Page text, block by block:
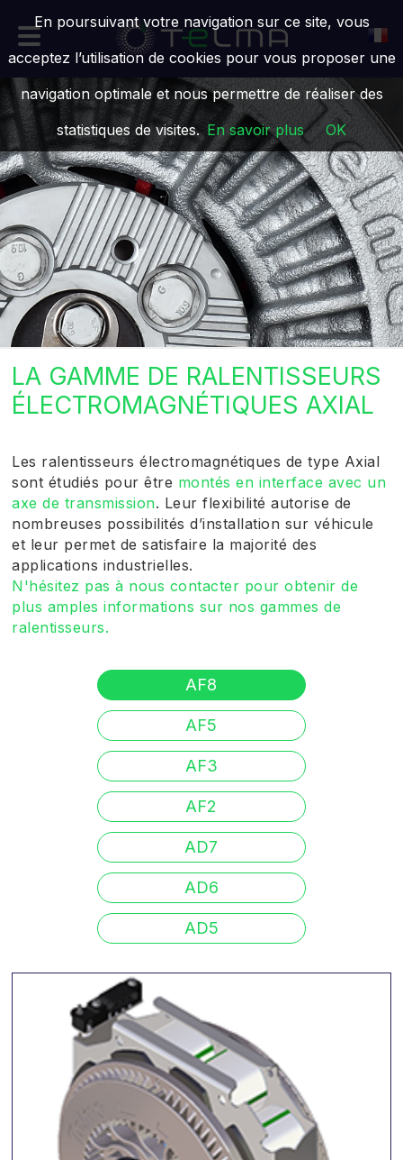
LA GAMME DE RALENTISSEURS
ÉLECTROMAGNÉTIQUES AXIAL
Les ralentisseurs électromagnétiques de type Axial
sont étudiés pour être montés en interface avec un
axe de transmission. Leur flexibilité autorise de
nombreuses possibilités d’installation sur véhicule
et leur permet de satisfaire la majorité des
applications industrielles.
N'hésitez pas à nous contacter pour obtenir de
plus amples informations sur nos gammes de
ralentisseurs.
AF8
AF5
AF3
AF2
AD7
AD6
AD5
En poursuivant votre navigation sur ce site, vous
acceptez l’utilisation de cookies pour vous proposer une
navigation optimale et nous permettre de réaliser des
statistiques de visites. En savoir plus OK